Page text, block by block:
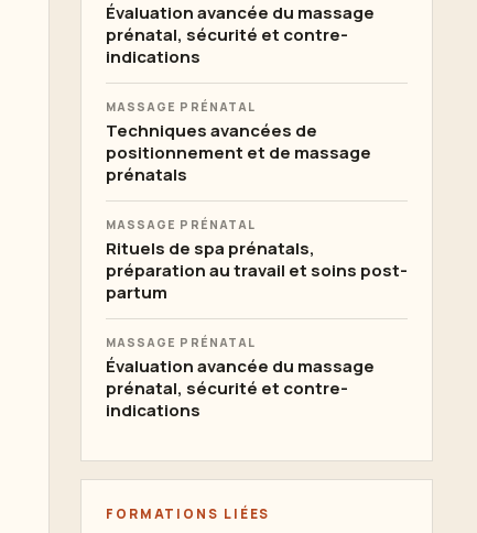
Évaluation avancée du massage
prénatal, sécurité et contre-
indications
MASSAGE PRÉNATAL
Techniques avancées de
positionnement et de massage
prénatals
MASSAGE PRÉNATAL
Rituels de spa prénatals,
préparation au travail et soins post-
partum
MASSAGE PRÉNATAL
Évaluation avancée du massage
prénatal, sécurité et contre-
indications
FORMATIONS LIÉES